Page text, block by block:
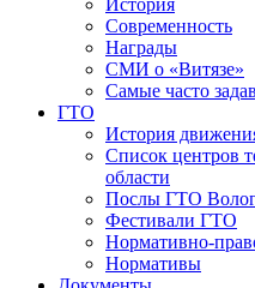
История
Современность
Награды
СМИ о «Витязе»
Самые часто
ГТО
История
Список центров
области
Послы ГТО
Фестивали ГТО
Нормативно-
Нормативы